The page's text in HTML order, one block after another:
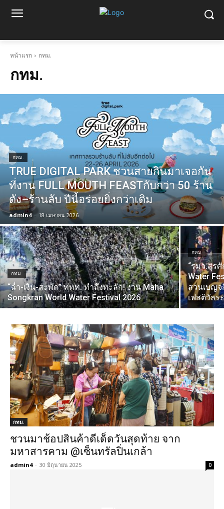
หน้าแรก กทม.
กทม.
กทม.
TRUE DIGITAL PARK ชวนสายกินมาเจอกัน
ที่งาน FULL MOUTH FEASTกับกว่า 50 ร้าน
ดัง–ร้านลับ ปีนี้อร่อยยิ่งกว่าเดิม
admin4 - 18 เมษายน 2026
กทม.
“ฉ่ำ-เงิน-สะพัด” ททท. ทำถึงทะลัก! งาน Maha
Songkran World Water Festival 2026
กทม.
“รมว.สุรศั
Water
สวนเบญ
เฟสติวัลร
กทม.
ชวนมาช้อปสินค้าดีเด็ดวันสุดท้าย จาก
มหาสารคาม @เซ็นทรัลปิ่นเกล้า
admin4 - 30 มิถุนายน 2025 0